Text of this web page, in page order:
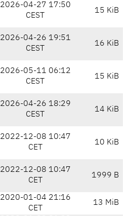
2026-04-27 17:50
CEST
15 KiB
2026-04-26 19:51
CEST
16 KiB
2026-05-11 06:12
CEST
15 KiB
2026-04-26 18:29
CEST
14 KiB
2022-12-08 10:47
CET
10 KiB
2022-12-08 10:47
CET
1999 B
2020-01-04 21:16
CET
13 MiB